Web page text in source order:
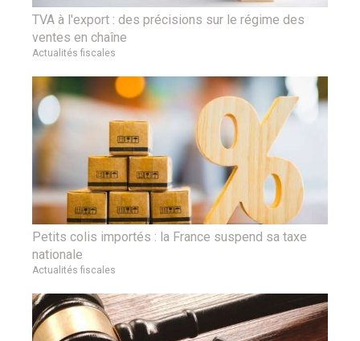
TVA à l'export : des précisions sur le régime des
ventes en chaîne
Actualités fiscales
Petits colis importés : la France suspend sa taxe
nationale
Actualités fiscales